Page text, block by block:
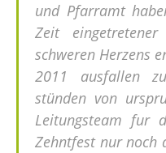
und Pfarramt
Zeit eingetretener
schweren Herzens
2011 ausfallen
stünden von
Leitungsteam fur
Zehntfest nur noch